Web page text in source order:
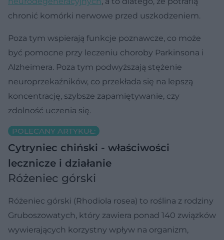
chronić komórki nerwowe przed uszkodzeniem.
Poza tym wspierają funkcje poznawcze, co może
być pomocne przy leczeniu choroby Parkinsona i
Alzheimera. Poza tym podwyższają stężenie
neuroprzekaźników, co przekłada się na lepszą
koncentrację, szybsze zapamiętywanie, czy
zdolność uczenia się.
POLECANY ARTYKUŁ:
Cytryniec chiński - właściwości
lecznicze i działanie
Różeniec górski
Różeniec górski (Rhodiola rosea) to roślina z rodziny
Gruboszowatych, który zawiera ponad 140 związków
wywierających korzystny wpływ na organizm,